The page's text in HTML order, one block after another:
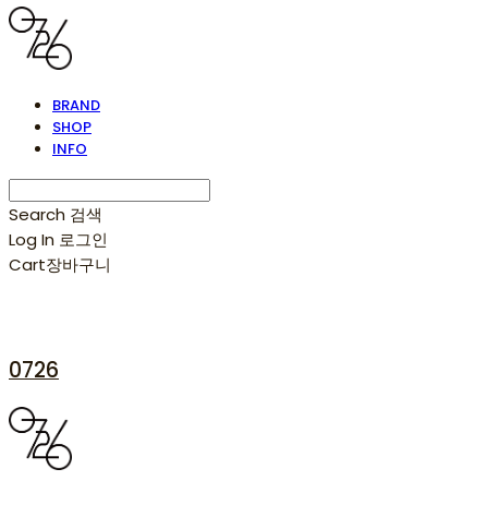
BRAND
SHOP
INFO
Search 검색
Log In 로그인
Cart장바구니
0726